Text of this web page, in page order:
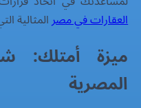
العقارات في مصرالمثالية
ميزة أمتلك:
المصرية